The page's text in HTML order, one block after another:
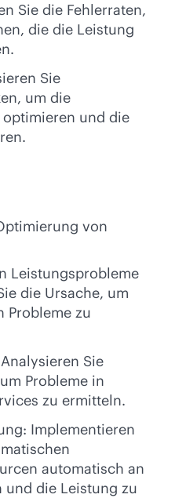
Sie die Fehlerraten,
die die Leistung
Sie
um die
und die
von
Leistungsprobleme
die Ursache, um
Probleme zu
Sie
Probleme in
zu ermitteln.
Implementieren
automatisch an
und die Leistung zu